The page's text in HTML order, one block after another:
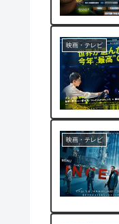
映画・テレビ
映画・テレビ